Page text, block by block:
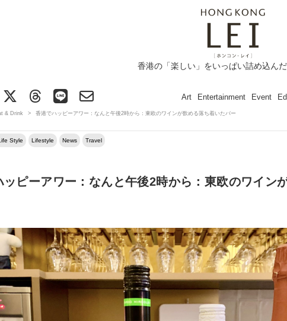
香港の「楽しい」をいっぱい詰め込ん
Art Entertainment Event
& Drink >
香港でハッピーアワー：なんと午後2時から：東欧のワインが飲める落ち着いたバー
Style Lifestyle News Travel
ッピーアワー：なんと午後2時から：東欧のワイン